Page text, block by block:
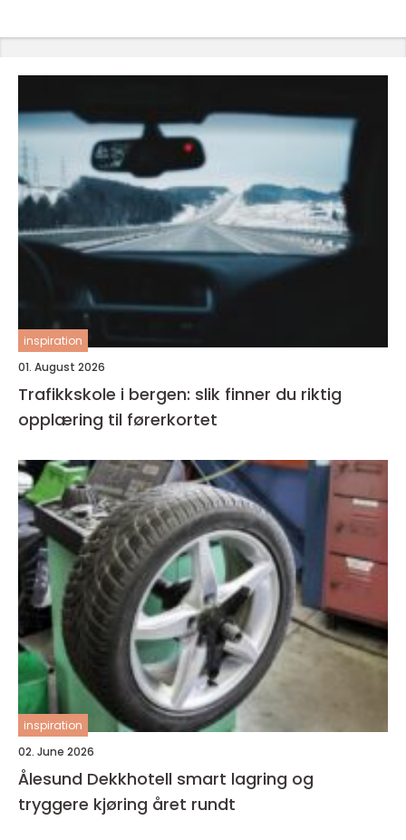
inspiration
01. August 2026
Trafikkskole i bergen: slik finner du riktig
opplæring til førerkortet
inspiration
02. June 2026
Ålesund Dekkhotell smart lagring og
tryggere kjøring året rundt